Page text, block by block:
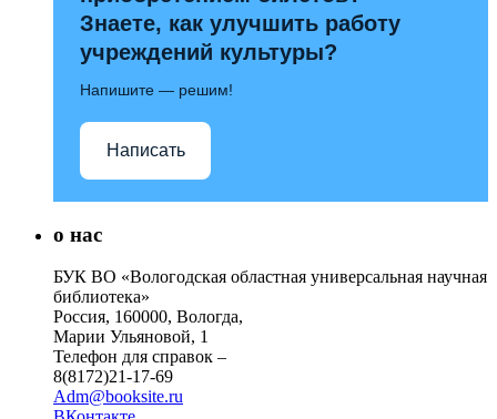
Знаете, как улучшить работу
учреждений культуры?
Напишите — решим!
Написать
о нас
БУК ВО «Вологодская областная универсальная научная
библиотека»
Россия, 160000, Вологда,
Марии Ульяновой, 1
Телефон для справок –
8(8172)21-17-69
Adm@booksite.ru